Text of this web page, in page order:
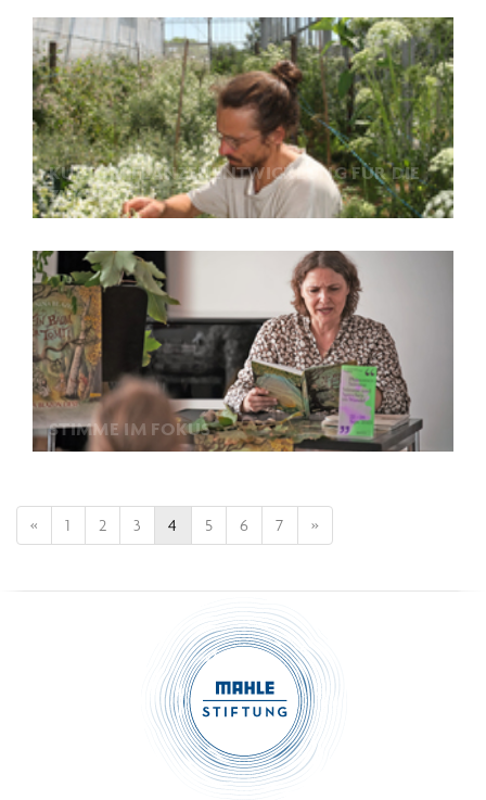
KULTURPFLANZENENTWICKLUNG FÜR DIE
ZUKUNFT
STIMME IM FOKUS
« 1 2 3 4 5 6 7 »